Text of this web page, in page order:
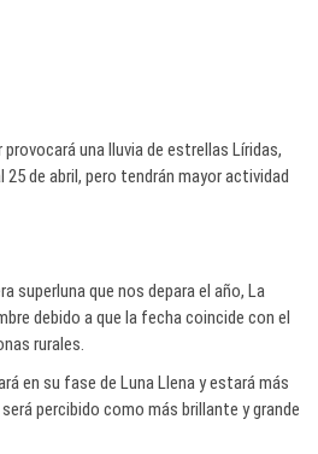
una lluvia de estrellas Líridas,
de abril, pero tendrán mayor actividad
superluna que nos depara el año, La
debido a que la fecha coincide con el
rurales.
en su fase de Luna Llena y estará más
percibido como más brillante y grande